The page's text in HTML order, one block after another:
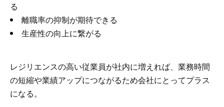
る
離職率の抑制が期待できる
生産性の向上に繋がる
レジリエンスの高い従業員が社内に増えれば、業務時間
の短縮や業績アップにつながるため会社にとってプラス
になる。